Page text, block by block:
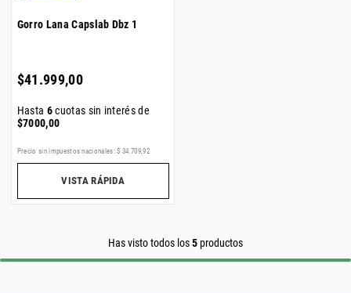
Gorro Lana Capslab Dbz 1
$41 .999,00
Hasta 6cuotas sin interés de
$7000,00
Precio sin impuestos nacionales: $ 34.709,92
VISTA RÁPIDA
Has visto todos los5productos